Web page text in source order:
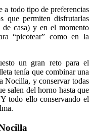
a todo tipo de preferencias
que permiten disfrutarlas
de casa) y en el momento
“picotear” como en la
un gran reto para el
tenía que combinar una
Nocilla, y conservar todas
salen del horno hasta que
todo ello conservando el